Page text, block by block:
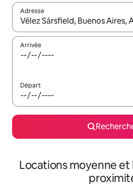
Adresse
Lorsque les résultats s'affichent,
Arrivée
Départ
Locations moyenne et